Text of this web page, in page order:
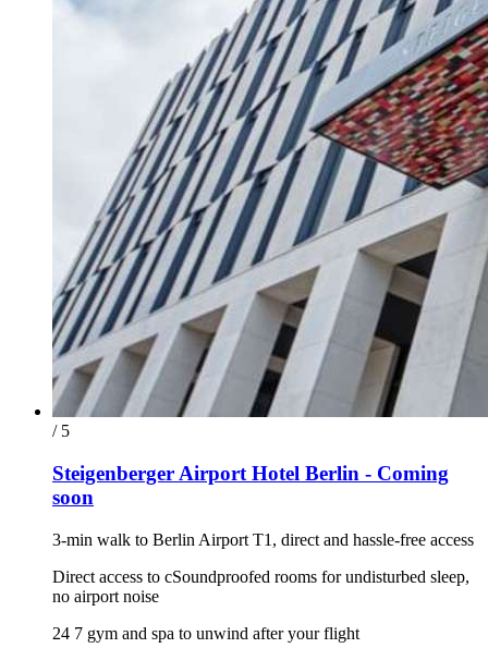
/ 5
Steigenberger Airport Hotel Berlin - Coming
soon
3-min walk to Berlin Airport T1, direct and hassle-free access
Direct access to cSoundproofed rooms for undisturbed sleep,
no airport noise
24 7 gym and spa to unwind after your flight